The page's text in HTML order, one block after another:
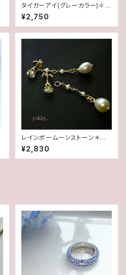
タイガーアイ(グレーカラー)✽フ
レームガラス14kgfピアス/イヤ
リング
¥2,750
レインボームーンストーン＊淡
水2wayポストピアス14kgf
¥2,830